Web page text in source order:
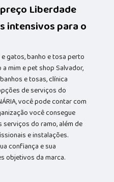
Liberdade
intensivos para o
gatos, banho e tosa perto
mim e pet shop Salvador,
e tosas, clínica
de serviços do
você pode contar com
você consegue
do ramo, além de
e instalações.
confiança e sua
objetivos da marca.